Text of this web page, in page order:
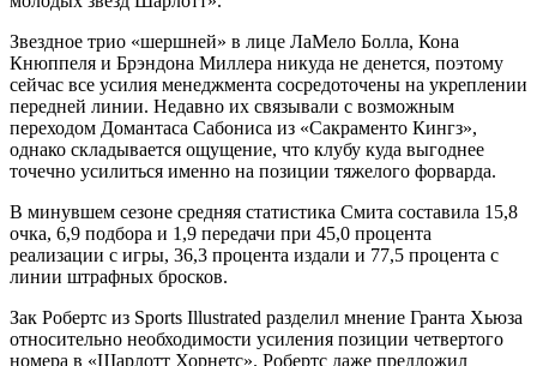
Звездное трио «шершней» в лице ЛаМело Болла, Кона
Кнюппеля и Брэндона Миллера никуда не денется, поэтому
сейчас все усилия менеджмента сосредоточены на укреплении
передней линии. Недавно их связывали с возможным
переходом Домантаса Сабониса из «Сакраменто Кингз»,
однако складывается ощущение, что клубу куда выгоднее
точечно усилиться именно на позиции тяжелого форварда.
В минувшем сезоне средняя статистика Смита составила 15,8
очка, 6,9 подбора и 1,9 передачи при 45,0 процента
реализации с игры, 36,3 процента издали и 77,5 процента с
линии штрафных бросков.
Зак Робертс из Sports Illustrated разделил мнение Гранта Хьюза
относительно необходимости усиления позиции четвертого
номера в «Шарлотт Хорнетс». Робертс даже предложил